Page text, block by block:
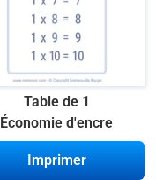
Table de 1
Économie d'encre
Imprimer